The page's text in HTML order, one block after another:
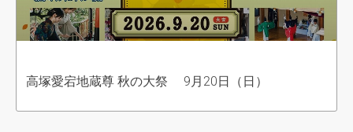
高塚愛宕地蔵尊 秋の大祭 9月20日（日）